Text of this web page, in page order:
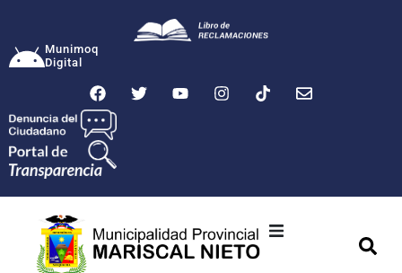
Munimoq
Digital